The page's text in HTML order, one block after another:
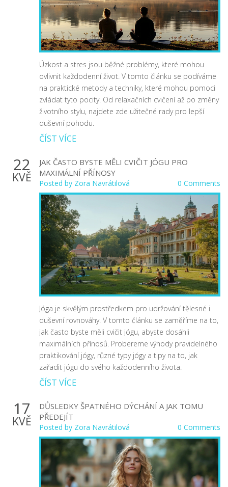
Úzkost a stres jsou běžné problémy, které mohou
ovlivnit každodenní život. V tomto článku se podíváme
na praktické metody a techniky, které mohou pomoci
zvládat tyto pocity. Od relaxačních cvičení až po změny
životního stylu, najdete zde užitečné rady pro lepší
duševní pohodu.
ČÍST VÍCE
22
KVĚ
JAK ČASTO BYSTE MĚLI CVIČIT JÓGU PRO
MAXIMÁLNÍ PŘÍNOSY
Posted by Zora Navrátilová 0 Comments
Jóga je skvělým prostředkem pro udržování tělesné i
duševní rovnováhy. V tomto článku se zaměříme na to,
jak často byste měli cvičit jógu, abyste dosáhli
maximálních přínosů. Probereme výhody pravidelného
praktikování jógy, různé typy jógy a tipy na to, jak
zařadit jógu do svého každodenního života.
ČÍST VÍCE
17
KVĚ
DŮSLEDKY ŠPATNÉHO DÝCHÁNÍ A JAK TOMU
PŘEDEJÍT
Posted by Zora Navrátilová 0 Comments